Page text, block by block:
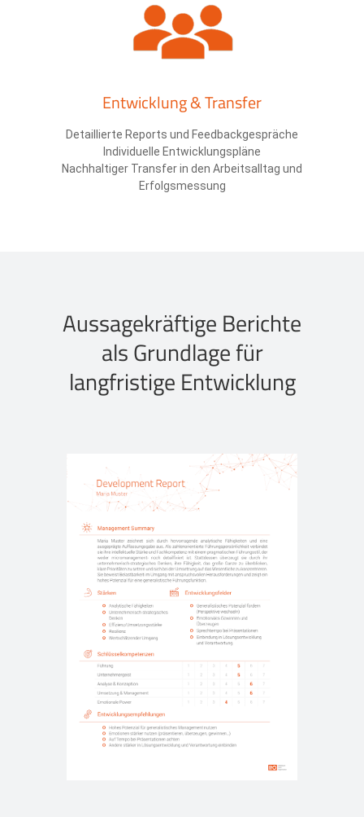
Entwicklung & Transfer
Detaillierte Reports und Feedbackgespräche
Individuelle Entwicklungspläne
Nachhaltiger Transfer in den Arbeitsalltag und
Erfolgsmessung
Aussagekräftige Berichte
als Grundlage für
langfristige Entwicklung